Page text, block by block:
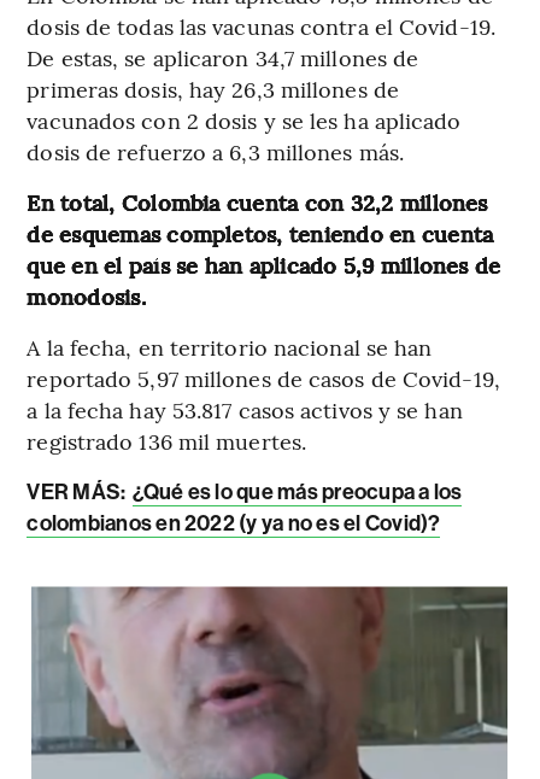
dosis de todas las vacunas contra el Covid-19.
De estas, se aplicaron 34,7 millones de
primeras dosis, hay 26,3 millones de
vacunados con 2 dosis y se les ha aplicado
dosis de refuerzo a 6,3 millones más.
En total, Colombia cuenta con 32,2 millones
de esquemas completos, teniendo en cuenta
que en el país se han aplicado 5,9 millones de
monodosis.
A la fecha, en territorio nacional se han
reportado 5,97 millones de casos de Covid-19,
a la fecha hay 53.817 casos activos y se han
registrado 136 mil muertes.
VER MÁS: ¿Qué es lo que más preocupa a los
colombianos en 2022 (y ya no es el Covid)?